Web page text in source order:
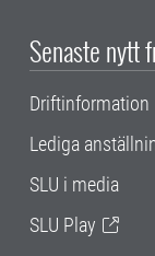
Senaste nytt
Driftinformation
Lediga
SLU i media
SLU Play